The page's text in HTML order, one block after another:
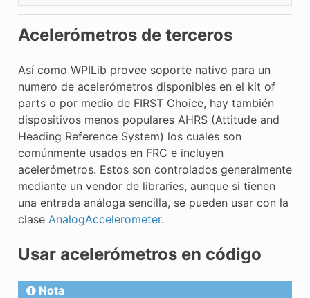
Acelerómetros de terceros
Así como WPILib provee soporte nativo para un
numero de acelerómetros disponibles en el kit of
parts o por medio de FIRST Choice, hay también
dispositivos menos populares AHRS (Attitude and
Heading Reference System) los cuales son
comúnmente usados en FRC e incluyen
acelerómetros. Estos son controlados generalmente
mediante un vendor de libraries, aunque si tienen
una entrada análoga sencilla, se pueden usar con la
clase AnalogAccelerometer.
Usar acelerómetros en código
Nota